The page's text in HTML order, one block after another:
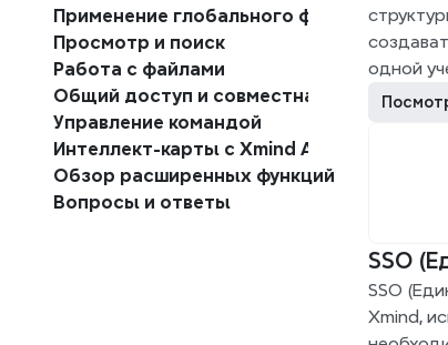
Применение глобального формата
Просмотр и поиск
Работа с файлами
Общий доступ и совместная работа
Управление командой
Интеллект-карты с Xmind AI
Обзор расширенных функций
Вопросы и ответы
одной
SSO
SSO
Xmind,